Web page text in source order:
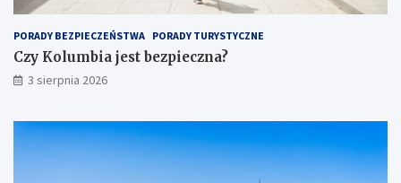
PORADY BEZPIECZEŃSTWA PORADY TURYSTYCZNE
Czy Kolumbia jest bezpieczna?
3 sierpnia 2026